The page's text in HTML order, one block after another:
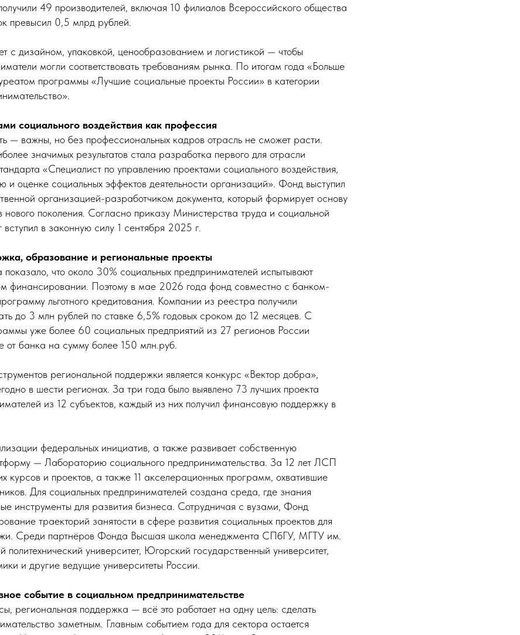
49 производителей, включая 10 филиалов Всероссийского общества
превысил 0,5 млрд рублей.
с дизайном, упаковкой, ценообразованием и логистикой — чтобы
могли соответствовать требованиям рынка. По итогам года «Больше
программы «Лучшие социальные проекты России» в категории
социального воздействия как профессия
— важны, но без профессиональных кадров отрасль не сможет расти.
значимых результатов стала разработка первого для отрасли
«Специалист по управлению проектами социального воздействия,
и оценке социальных эффектов деятельности организаций». Фонд выступил
организацией-разработчиком документа, который формирует основу
нового поколения. Согласно приказу Министерства труда и социальной
в законную силу 1 сентября 2025 г.
образование и региональные проекты
что около 30% социальных предпринимателей испытывают
финансировании. Поэтому в мае 2026 года фонд совместно с банком-
льготного кредитования. Компании из реестра получили
до 3 млн рублей по ставке 6,5% годовых сроком до 12 месяцев. С
уже более 60 социальных предприятий из 27 регионов России
от банка на сумму более 150 млн.руб.
региональной поддержки является конкурс «Вектор добра»,
в шести регионах. За три года было выявлено 73 лучших проекта
из 12 субъектов, каждый из них получил финансовую поддержку в
федеральных инициатив, а также развивает собственную
— Лабораторию социального предпринимательства. За 12 лет ЛСП
курсов и проектов, а также 11 акселерационных программ, охватившие
Для социальных предпринимателей создана среда, где знания
инструменты для развития бизнеса. Сотрудничая с вузами, Фонд
траекторий занятости в сфере развития социальных проектов для
Среди партнёров Фонда Высшая школа менеджмента СПбГУ, МГТУ им.
университет, Югорский государственный университет,
и другие ведущие университеты России.
событие в социальном предпринимательстве
региональная поддержка — всё это работает на одну цель: сделать
заметным. Главным событием года для сектора остается